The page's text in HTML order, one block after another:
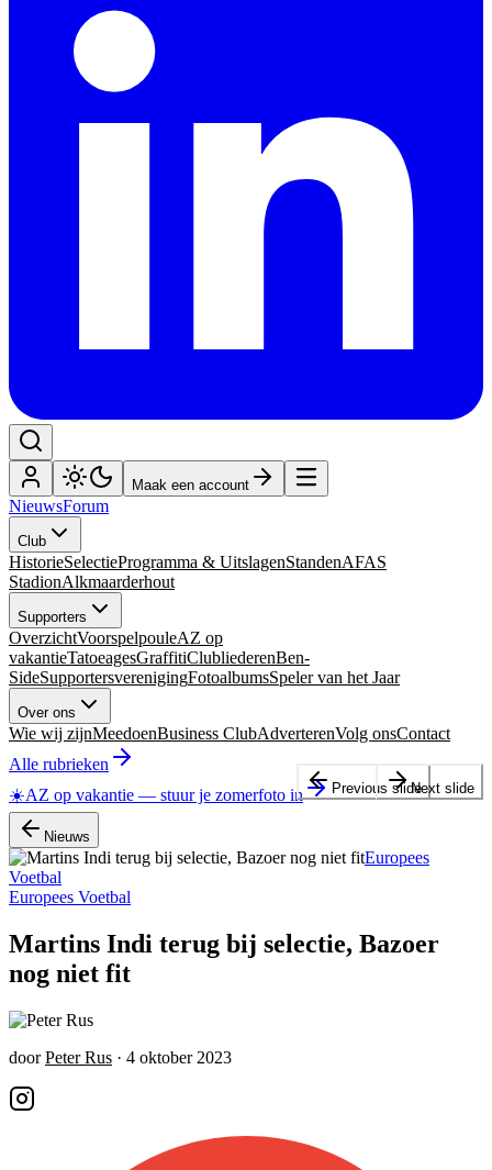
Maak een account
NieuwsForum
Club
HistorieSelectieProgramma & UitslagenStandenAFAS
StadionAlkmaarderhout
Supporters
OverzichtVoorspelpouleAZ op
vakantieTatoeagesGraffitiClubliederenBen-
SideSupportersverenigingFotoalbumsSpeler van het Jaar
Over ons
Wie wij zijnMeedoenBusiness ClubAdverterenVolg onsContact
Alle rubrieken
☀️AZ op vakantie — stuur je zomerfoto in
Nieuws
Europees
Voetbal
Europees Voetbal
Martins Indi terug bij selectie, Bazoer
nog niet fit
door Peter Rus · 4 oktober 2023
Previous slideNext slide